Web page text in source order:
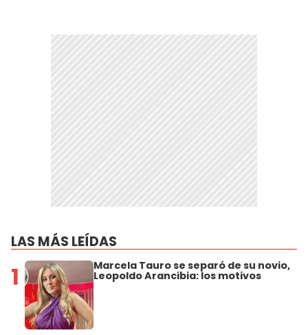
LAS MÁS LEÍDAS
1 Marcela Tauro se separó de su novio,
Leopoldo Arancibia: los motivos